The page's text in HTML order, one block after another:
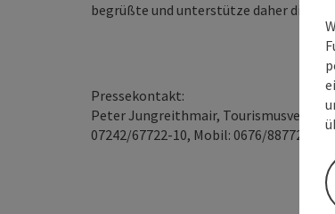
begrüßte und unterstütze daher diese
Pressekontakt:
Peter Jungreithmair,
07242/67722-10, Mobil: 0676/88772210;